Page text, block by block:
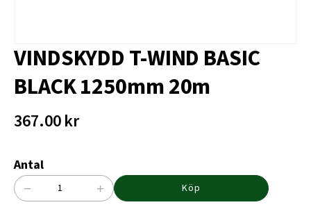
VINDSKYDD T-WIND BASIC
BLACK 1250mm 20m
367.00kr
Antal
VINDSKYDD
− + Köp